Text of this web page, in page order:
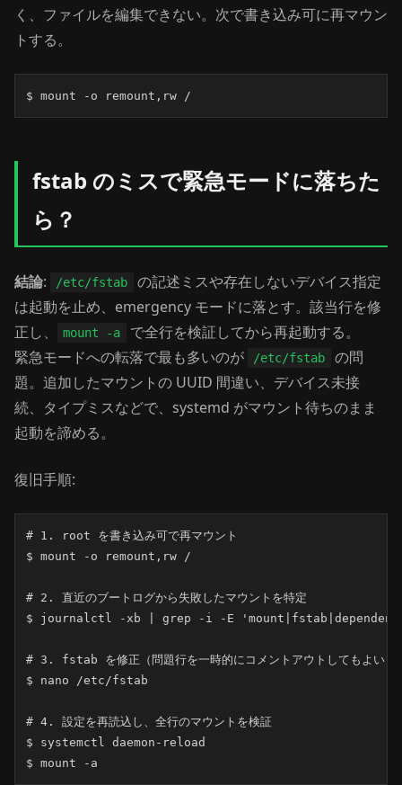
く、ファイルを編集できない。次で書き込み可に再マウン
トする。
$ mount -o remount,rw /
fstab のミスで緊急モードに落ちた
ら？
結論: /etc/fstab
の記述ミスや存在しないデバイス指定
は起動を止め、emergency モードに落とす。該当行を修
正し、
mount -a
で全行を検証してから再起動する。
緊急モードへの転落で最も多いのが
/etc/fstab
の問
題。追加したマウントの UUID 間違い、デバイス未接
続、タイプミスなどで、systemd がマウント待ちのまま
起動を諦める。
復旧手順:
# 1. root を書き込み可で再マウント
$ mount -o remount,rw /
# 2. 直近のブートログから失敗したマウントを特定
$ journalctl -xb | grep -i -E
# 3. fstab を修正（問題行を一時的にコメントアウトしてもよい）
$ nano /etc/fstab
# 4. 設定を再読込し、全行のマウントを検証
$ systemctl daemon-reload
$ mount -a